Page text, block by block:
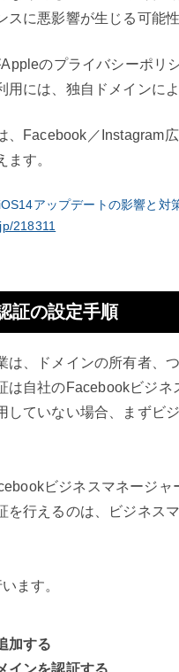
スに悪影響が生じる可能性
のプライバシーポリ
用には、独自ドメインに
、Facebook／Instagram
ます。
アップデートの影響と対
218311
証の設定手順
は、ドメインの所有者、
は自社のFacebookビジ
していない場合、まずビ
ビジネスマネージャ
を行えるのは、ビジネス
ます。
加する